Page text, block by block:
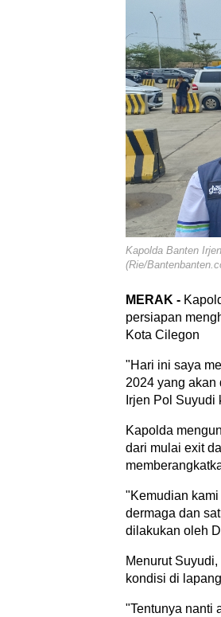
Kapolda Banten
(Rie/
MERAK -
persiapan
Kota Cilegon
"Hari ini saya
2024 yang akan
Irjen Pol
Kapolda
dari mulai exit
"Kemudian
dermaga dan
dilakukan oleh
Menurut
kondisi di
"Tentunya nanti